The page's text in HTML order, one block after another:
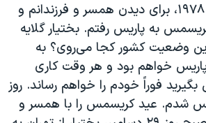
"من روز ۲۲ دسامبر ۱۹۷۸، برای دیدن همسر و فرزندانم و
به پاریس رفتم. بختیار گلایه
وضعیت کشور کجا می‌روی؟ به
خواهم بود و هر وقت کاری
فوراً خودم را خواهم رساند. روز
شدم. عید کریسمس را با همسر و